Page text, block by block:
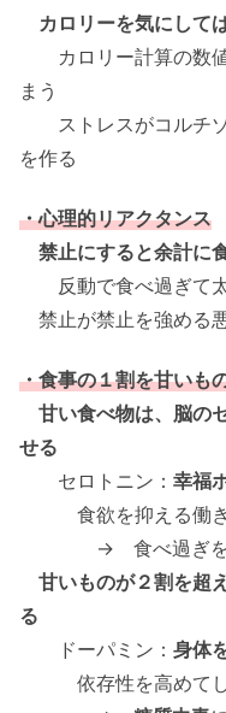
カロリーを気にして
カロリー計算の数値
まう
ストレスがコルチゾ
を作る
・心理的リアクタンス
禁止にすると余計に
反動で食べ過ぎて太
禁止が禁止を強める
・食事の１割を甘いも
甘い食べ物は、脳の
せる
セロトニン： 幸福
食欲を抑える働き
→ 食べ過ぎを防
甘いものが２割を超
る
ドーパミン： 身体
依存性を高めてし